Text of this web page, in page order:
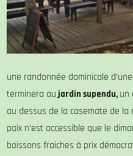
une randonnée dominicale
terminera aujardin supendu, un
au dessus de la casemate de la
paix n’est accessible que le
boissons fraiches à prix